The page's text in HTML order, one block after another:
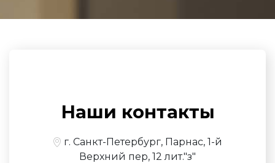
Наши контакты
г. Санкт-Петербург, Парнас, 1-й
Верхний пер, 12 лит."з"